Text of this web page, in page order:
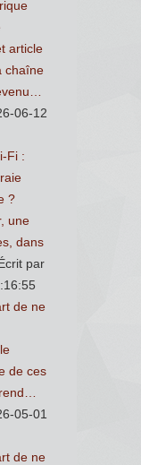
article
chaîne
06-12
Fi :
?
une
dans
par
de ne
de ces
05-01
de ne